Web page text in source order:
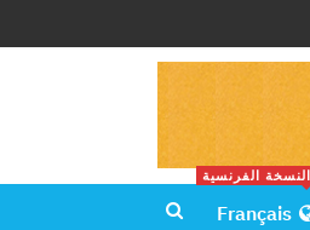
Français
النسخة الفرنسية